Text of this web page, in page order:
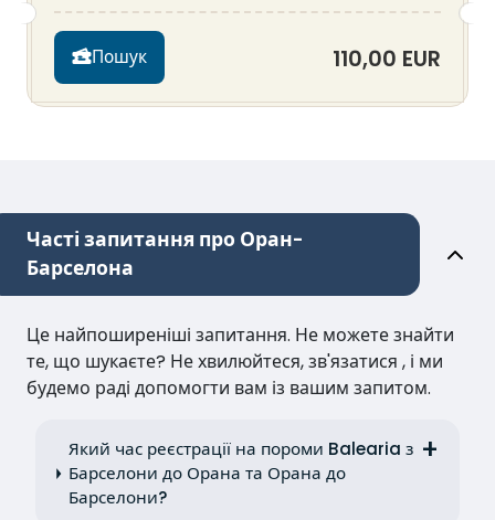
Пошук 110,00 EUR
Часті запитання про Оран-
Барселона
Це найпоширеніші запитання. Не можете знайти
те, що шукаєте? Не хвилюйтеся, зв'язатися , і ми
будемо раді допомогти вам із вашим запитом.
Який час реєстрації на пороми Balearia з
Барселони до Орана та Орана до
Барселони?